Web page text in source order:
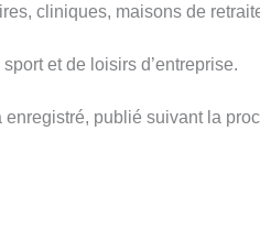
cliniques, maisons de
et de loisirs d’entreprise.
publié suivant la